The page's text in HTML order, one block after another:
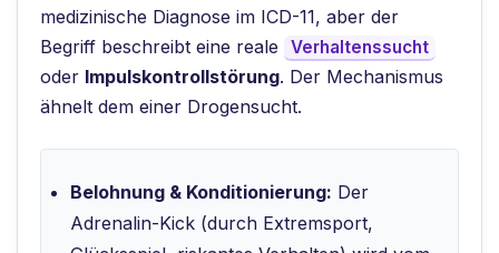
medizinische Diagnose im ICD-11, aber der
Begriff beschreibt eine reale
Verhaltenssucht
oder Impulskontrollstörung. Der Mechanismus
ähnelt dem einer Drogensucht.
Belohnung & Konditionierung: Der
Adrenalin-Kick (durch Extremsport,